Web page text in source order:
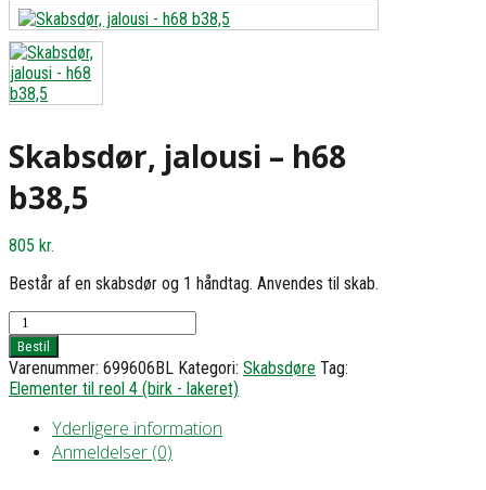
Skabsdør, jalousi – h68
b38,5
805 kr.
Består af en skabsdør og 1 håndtag. Anvendes til skab.
Skabsdør,
jalousi
-
h68
b38,5
Bestil
Varenummer: 699606BL Kategori: Skabsdøre Tag:
Elementer til reol 4 (birk - lakeret)
Yderligere information
Anmeldelser (0)